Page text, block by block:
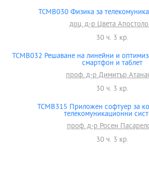
TCMB030 Физика за
доц. д-р Цвета
30 ч. 3 кр.
TCMB032 Решаване на линейни и
смартфон и таблет
проф. д-р Димитър
30 ч. 3 кр.
TCMB315 Приложен софтуер за
телекомуникационни
проф. д-р Росен
30 ч. 3 кр.